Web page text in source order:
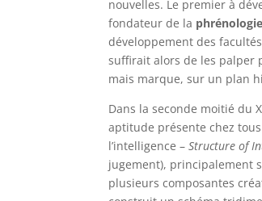
nouvelles. Le premier à
fondateur de la phrénologie
développement des
suffirait alors de les palper
mais marque, sur un plan
Dans la seconde moitié du
aptitude présente chez
l’intelligence –Structure of
jugement), principalement
plusieurs composantes